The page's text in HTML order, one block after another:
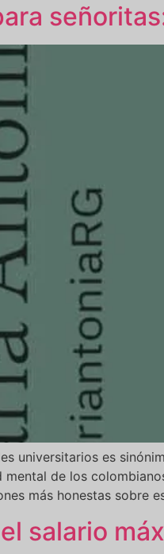
universitarios es
mental de los
más honestas sobre
salario